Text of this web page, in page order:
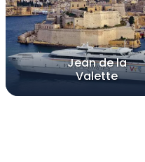
Jean de la
Valette